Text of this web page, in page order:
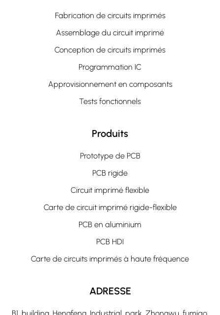
Fabrication de circuits imprimés
Assemblage du circuit imprimé
Conception de circuits imprimés
Programmation IC
Approvisionnement en composants
Tests fonctionnels
Produits
Prototype de PCB
PCB rigide
Circuit imprimé flexible
Carte de circuit imprimé rigide-flexible
PCB en aluminium
PCB HDI
Carte de circuits imprimés à haute fréquence
ADRESSE